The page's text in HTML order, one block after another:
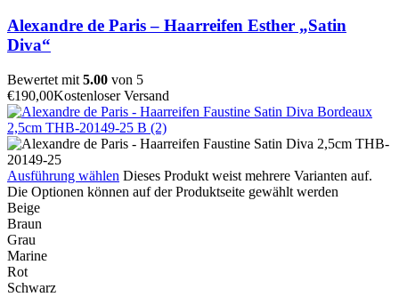
Alexandre de Paris – Haarreifen Esther „Satin
Diva“
Bewertet mit 5.00 von 5
€190,00Kostenloser Versand
Ausführung wählen Dieses Produkt weist mehrere Varianten auf.
Die Optionen können auf der Produktseite gewählt werden
Beige
Braun
Grau
Marine
Rot
Schwarz